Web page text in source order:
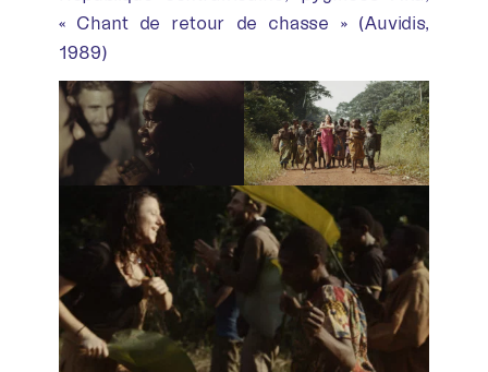
« Chant de retour de chasse » (Auvidis,
1989)